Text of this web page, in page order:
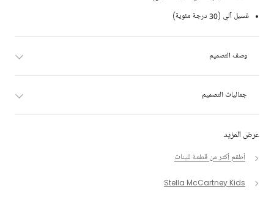
عرض المزيد
أطقم أكثر من قطعة للبنات
Stella McCartney Kids
غسيل آلي (30 درجة مئوية)
وصف التصميم
جماليات التصميم